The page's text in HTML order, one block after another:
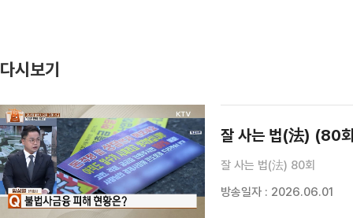
다시보기
잘 사는 법(法) (80
잘 사는 법(法) 80회
방송일자 : 2026.06.01